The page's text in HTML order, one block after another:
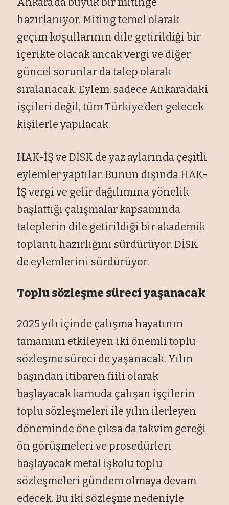
hazırlanıyor. Miting temel olarak
geçim koşullarının dile getirildiği bir
içerikte olacak ancak vergi ve diğer
güncel sorunlar da talep olarak
sıralanacak. Eylem, sadece Ankara’daki
işçileri değil, tüm Türkiye’den gelecek
kişilerle yapılacak.
HAK-İŞ ve DİSK de yaz aylarında çeşitli
eylemler yaptılar. Bunun dışında HAK-
İŞ vergi ve gelir dağılımına yönelik
başlattığı çalışmalar kapsamında
taleplerin dile getirildiği bir akademik
toplantı hazırlığını sürdürüyor. DİSK
de eylemlerini sürdürüyor.
Toplu sözleşme süreci yaşanacak
2025 yılı içinde çalışma hayatının
tamamını etkileyen iki önemli toplu
sözleşme süreci de yaşanacak. Yılın
başından itibaren fiili olarak
başlayacak kamuda çalışan işçilerin
toplu sözleşmeleri ile yılın ilerleyen
döneminde öne çıksa da takvim gereği
ön görüşmeleri ve prosedürleri
başlayacak metal işkolu toplu
sözleşmeleri gündem olmaya devam
edecek. Bu iki sözleşme nedeniyle